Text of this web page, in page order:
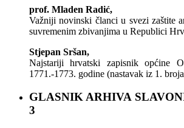
prof. Mladen Radić,
Važniji novinski članci u svezi zaštite
suvremenim zbivanjima u Republici
Stjepan Sršan,
Najstariji hrvatski zapisnik općine
1771.-1773. godine (nastavak iz 1.
GLASNIK ARHIVA
3